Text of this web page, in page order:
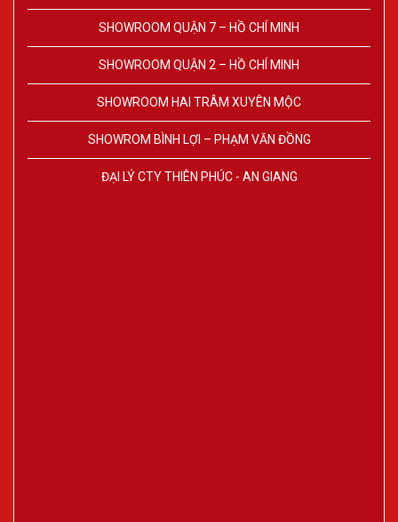
SHOWROOM QUẬN 7 – HỒ CHÍ MINH
SHOWROOM QUẬN 2 – HỒ CHÍ MINH
SHOWROOM HAI TRÂM XUYÊN MỘC
SHOWROM BÌNH LỢI – PHẠM VĂN ĐỒNG
ĐẠI LÝ CTY THIÊN PHÚC - AN GIANG